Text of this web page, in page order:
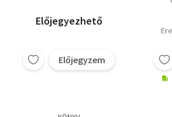
Előjegyezhető
Előjegyzem